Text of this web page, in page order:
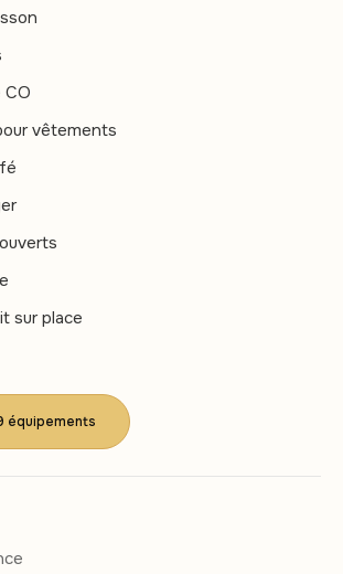
vêtements
sur place
équipements